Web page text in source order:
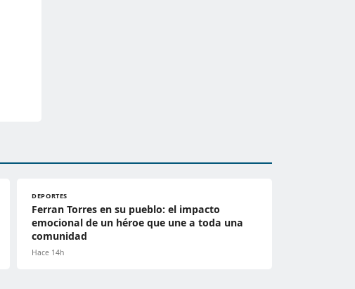
DEPORTES
Ferran Torres en su pueblo: el impacto
emocional de un héroe que une a toda una
comunidad
Hace 14h